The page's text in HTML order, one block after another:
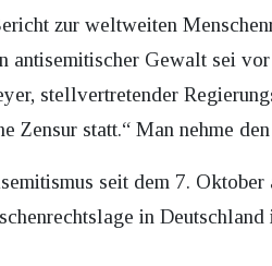
zur weltweiten
antisemitischer Gewalt sei
stellvertretender
Zensur statt.“ Man nehme
seit dem 7.
in